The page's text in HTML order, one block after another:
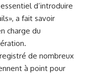
d’introduire
a fait savoir
charge du
de nombreux
à point pour